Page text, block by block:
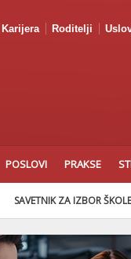
Karijera Roditelji
POSLOVI PRAKSE
SAVETNIK ZA IZBOR ŠKOLE